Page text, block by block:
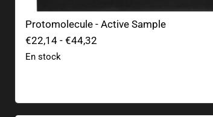
Protomolecule - Active Sample
€22,14- €44,32
En stock